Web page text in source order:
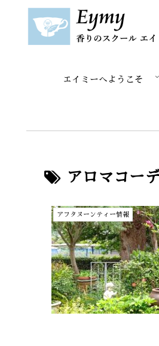
エイミーへようこそ
アロマコー
アフタヌーンティー情報